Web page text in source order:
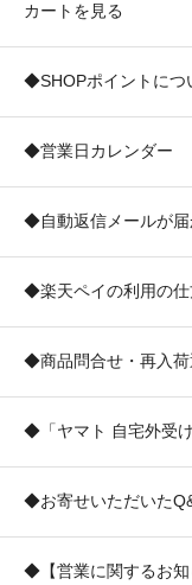
カートを見る
◆SHOPポイントにつ
◆営業日カレンダー
◆自動返信メールが
◆楽天ペイの利用の仕
◆商品問合せ・再入
◆「ヤマト 自宅外受
◆お寄せいただいた
◆【営業に関するお